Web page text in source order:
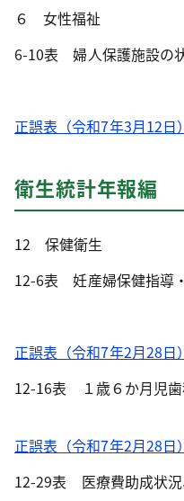
６ 女性福祉
6-10表 婦人保護施設の
正誤表（令和7年3月12日）
衛生統計年報編
12 保健衛生
12-6表 妊産婦保健指導
正誤表（令和7年2月28日）
12-16表 １歳６か月児歯
正誤表（令和7年2月28日）
12-29表 医療費助成状況